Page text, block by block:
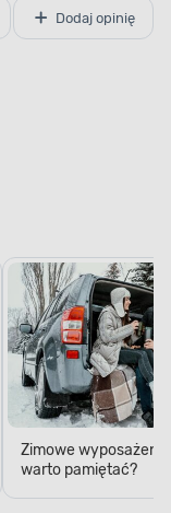
Dodaj opinię
Zimowe
warto pamiętać?